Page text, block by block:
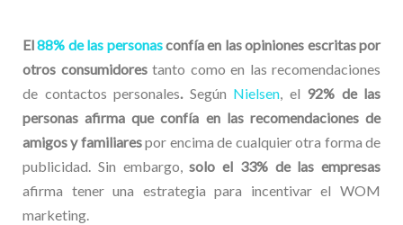
El88% de las personasconfía en las opiniones escritas por
otros consumidores tanto como en las recomendaciones
de contactos personales.Según Nielsen, el 92% de las
personas afirma que confía en las recomendaciones de
amigos y familiarespor encima de cualquier otra forma de
publicidad. Sin embargo,solo el 33% de las empresas
afirma tener una estrategia para incentivar el WOM
marketing.